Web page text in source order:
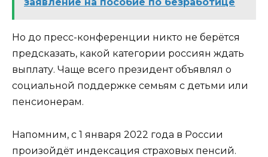
заявление на пособие по безработице
Но до пресс-конференции никто не берётся
предсказать, какой категории россиян ждать
выплату. Чаще всего президент объявлял о
социальной поддержке семьям с детьми или
пенсионерам.
Напомним, с 1 января 2022 года в России
произойдёт индексация страховых пенсий.